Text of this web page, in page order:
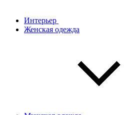
Интерьер
Женская одежда